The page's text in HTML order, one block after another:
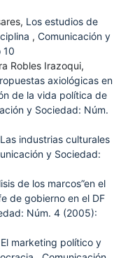
Los estudios de
, Comunicación y
10
Robles Irazoqui,
axiológicas en
de la vida política de
y Sociedad: Núm.
Las industrias culturales
y Sociedad:
de los marcos”en el
de gobierno en el DF
Núm. 4 (2005):
El marketing político y